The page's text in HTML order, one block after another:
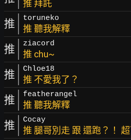
推 拜託
推 toruneko
推 聽我解釋
推 ziacord
推 chu~
推 Chloe18
推 不愛我了？
推 featherangel
推 聽我解釋
推 Cocay
推 腿哥別走 跟 還跑？！ 超